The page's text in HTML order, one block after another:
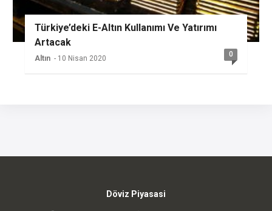
Türkiye’deki E-Altın Kullanımı Ve Yatırımı
Artacak
Altın - 10 Nisan 2020 0
Döviz Piyasasi